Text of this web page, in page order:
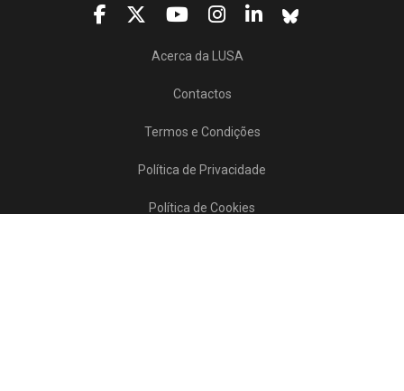
Acerca da LUSA
Contactos
Termos e Condições
Política de Privacidade
Política de Cookies